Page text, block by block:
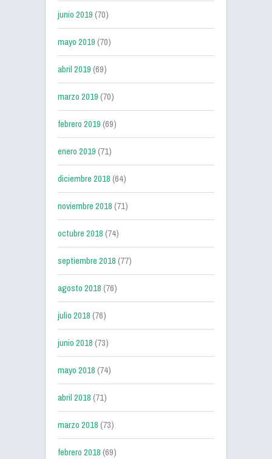
junio 2019(70)
mayo 2019(70)
abril 2019(69)
marzo 2019(70)
febrero 2019(69)
enero 2019(71)
diciembre 2018(64)
noviembre 2018(71)
octubre 2018(74)
septiembre 2018(77)
agosto 2018(76)
julio 2018(76)
junio 2018(73)
mayo 2018(74)
abril 2018(71)
marzo 2018(73)
febrero 2018(69)